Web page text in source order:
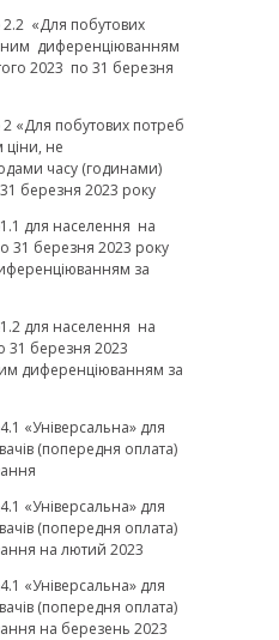
«Для побутових
диференціюванням
2023 по 31 березня
«Для побутових потреб
ціни, не
часу (годинами)
березня 2023 року
для населення на
31 березня 2023 року
за
для населення на
31 березня 2023
диференціюванням за
«Універсальна» для
(попередня оплата)
«Універсальна» для
(попередня оплата)
на лютий 2023
«Універсальна» для
(попередня оплата)
на березень 2023